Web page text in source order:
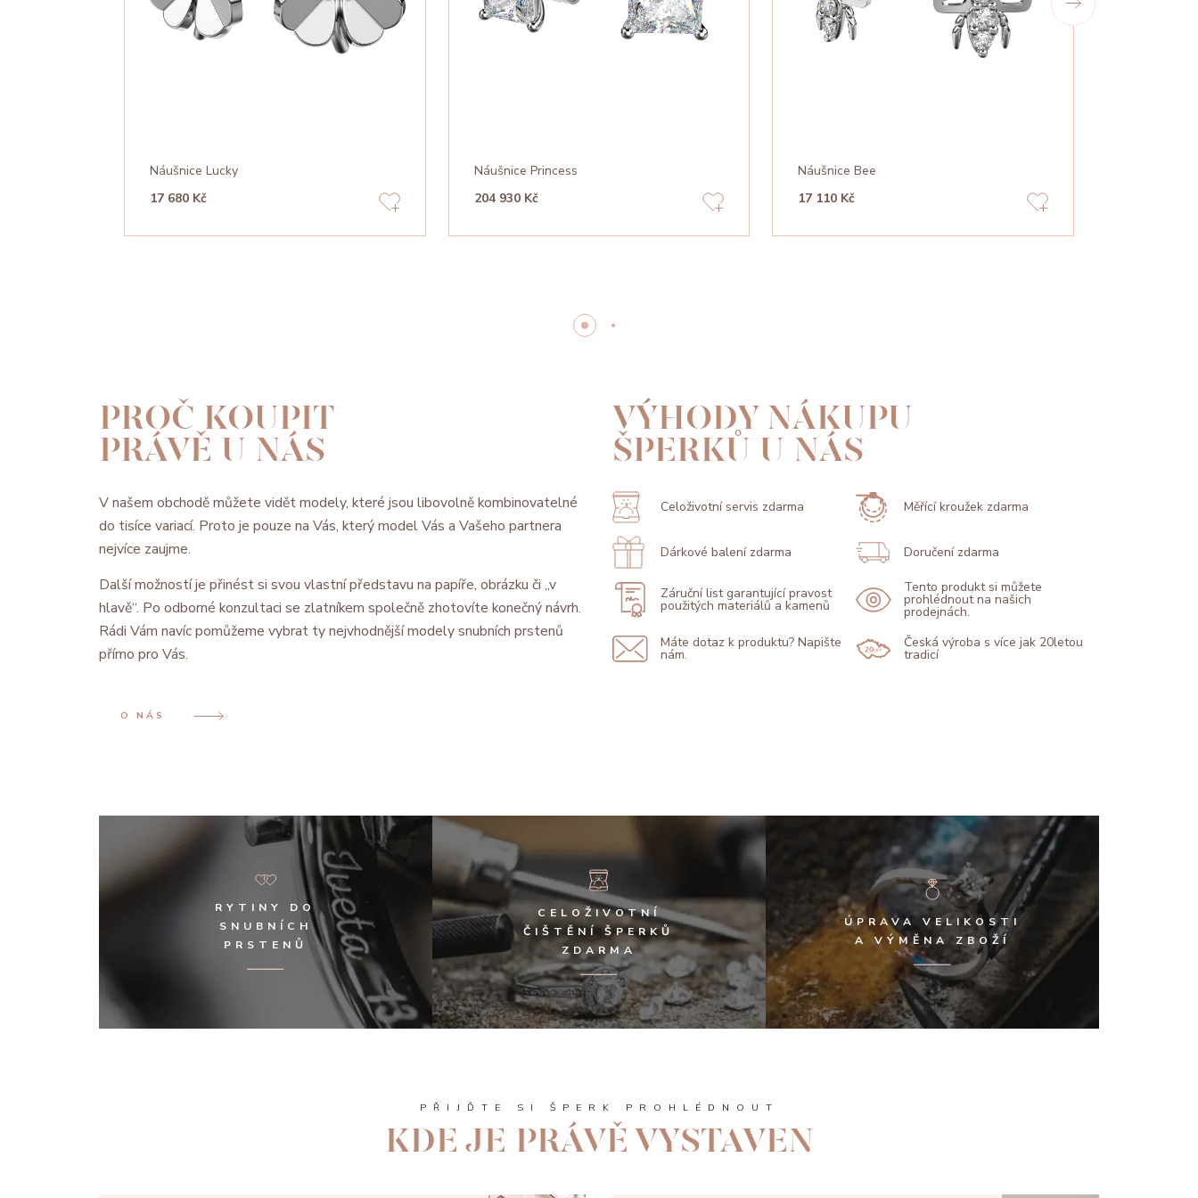
Náušnice Lucky
17 680 Kč
Náušnice Princess
204 930 Kč
Náušnice Bee
17 110 Kč
PROČ KOUPIT
PRÁVĚ U NÁS
V našem obchodě můžete vidět modely, které jsou libovolně kombinovatelné
do tisíce variací. Proto je pouze na Vás, který model Vás a Vašeho partnera
nejvíce zaujme.
Další možností je přinést si svou vlastní představu na papíře, obrázku či „v
hlavě“. Po odborné konzultaci se zlatníkem společně zhotovíte konečný návrh.
Rádi Vám navíc pomůžeme vybrat ty nejvhodnější modely snubních prstenů
přímo pro Vás.
O NÁS
VÝHODY NÁKUPU
ŠPERKŮ U NÁS
Celoživotní servis zdarma Měřící kroužek zdarma
Dárkové balení zdarma Doručení zdarma
Záruční list garantující pravost
použitých materiálů a kamenů
Tento produkt si můžete
prohlédnout na našich
prodejnách.
Máte dotaz k produktu? Napište
nám.
Česká výroba s více jak 20letou
tradicí
RYTINY DO
SNUBNÍCH
PRSTENŮ
CELOŽIVOTNÍ
ČIŠTĚNÍ ŠPERKŮ
ZDARMA
ÚPRAVA VELIKOSTI
A VÝMĚNA ZBOŽÍ
PŘIJĎTE SI ŠPERK PROHLÉDNOUT
KDE JE PRÁVĚ VYSTAVEN